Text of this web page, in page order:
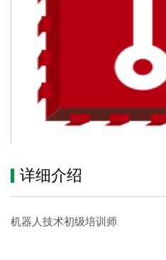
详细介绍
机器人技术初级培训师